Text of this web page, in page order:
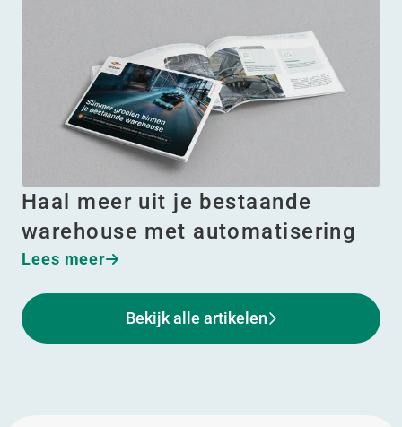
Haal meer uit je bestaande
warehouse met automatisering
Lees meer
Bekijk alle artikelen